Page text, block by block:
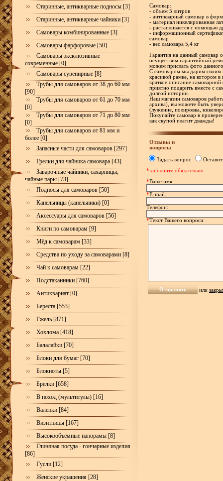
Старинные, антикварные подносы [3]
Старинные, антикварные чайники [3]
Самовары комбинированные [3]
Самовары фарфоровые [50]
Самовары эксклюзивные
современные [0]
Самовары сувенирные [8]
Трубы для самоваров от 38 до 60 мм
[90]
Трубы для самоваров от 61 до 70 мм
[0]
Трубы для самоваров от 71 до 80 мм
[0]
Трубы для самоваров от 81 мм и
более [0]
Запасные части для самоваров [297]
Грелки для чайника самовара [43]
Заварочные чайники, сахарницы,
чайные пары [73]
Подносы для самоваров [50]
Капельницы (капельники) [0]
Аксессуары для самоваров [56]
Книги по самоварам [9]
Мёд к самоварам [33]
Средства по уходу за самоварами [8]
Чай к самоварам [22]
Подстаканники [760]
Антиквариат [0]
Береста [553]
Гжель [871]
Хохлома [418]
Балалайки [70]
Блоки для бумаг [70]
Блокноты [5]
Брелки [658]
В поход (мультитулы) [16]
Валенки [84]
Визитницы [167]
Высокообъёмные панорамы [8]
Глиняная посуда - гончарные изделия
[86]
Гусли [12]
Женские украшения [28]
Самовар:
- объем 5 литров
- антикварный самовар в
- материал никелированная
- растапливается с помощью
- информационный
самовар
- вес самовара 5,4 кг
Гарантия на данный самовар
осуществим гарантийный
можем прислать фото
С самоваром мы дарим своим
красивой рамке, на котором
краткое описание
приятно подарить вместе с
долгой истории.
Наш магазин самоваров
архива), вы можете быть
(лужение, полировка,
Покупайте самовар в
как скупой платит дважды!
Отзывы и
вопросы
Задать вопрос
*заполните обязательно
*Ваше имя:
*E-mail:
Телефон:
*Текст Вашего вопроса:
или